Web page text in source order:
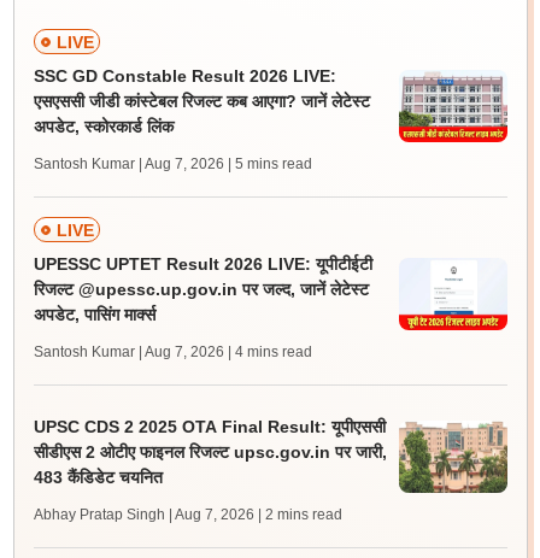
LIVE
SSC GD Constable Result 2026 LIVE:
एसएससी जीडी कांस्टेबल रिजल्ट कब आएगा? जानें लेटेस्ट
अपडेट, स्कोरकार्ड लिंक
Santosh Kumar | Aug 7, 2026 | 5 mins read
LIVE
UPESSC UPTET Result 2026 LIVE: यूपीटीईटी
रिजल्ट @upessc.up.gov.in पर जल्द, जानें लेटेस्ट
अपडेट, पासिंग मार्क्स
Santosh Kumar | Aug 7, 2026 | 4 mins read
UPSC CDS 2 2025 OTA Final Result: यूपीएससी
सीडीएस 2 ओटीए फाइनल रिजल्ट upsc.gov.in पर जारी,
483 कैंडिडेट चयनित
Abhay Pratap Singh | Aug 7, 2026 | 2 mins read